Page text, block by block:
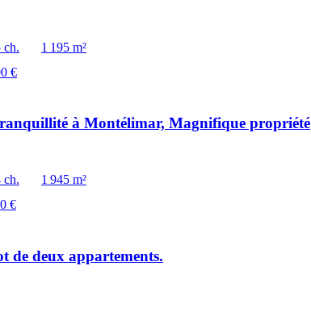
ch.
1 195 m²
€
à Montélimar, Magnifique propriété
ch.
1 945 m²
€
de deux appartements.